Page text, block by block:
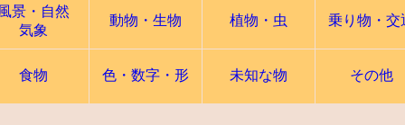
景・自然
気象
動物・生物 植物・虫 乗り物・交
食物 色・数字・形 未知な物 その他